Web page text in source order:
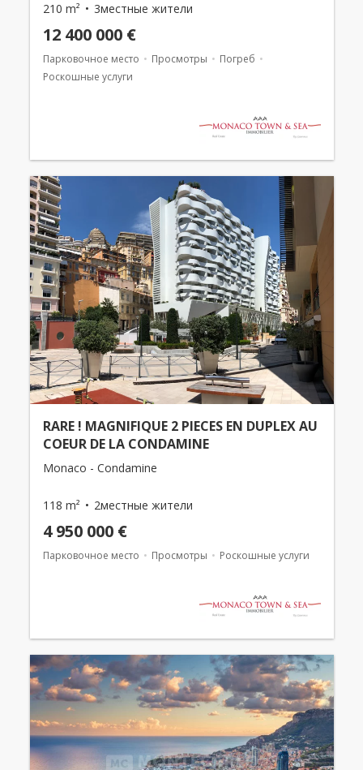
210 m² 3местные жители
12 400 000 €
Парковочное место Просмотры
Погреб
Роскошные услуги
RARE ! MAGNIFIQUE 2 PIECES EN DUPLEX AU
COEUR DE LA CONDAMINE
Monaco - Condamine
118 m² 2местные жители
4 950 000 €
Парковочное место Просмотры Роскошные услуги